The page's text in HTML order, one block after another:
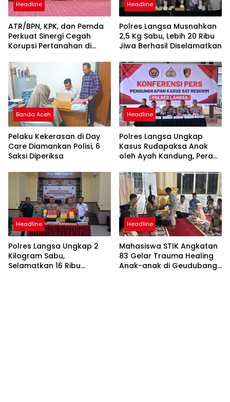
Headline
ATR/BPN, KPK, dan Pemda
Perkuat Sinergi Cegah
Korupsi Pertanahan di
Headline
Polres Langsa Musnahkan
2,5 Kg Sabu, Lebih 20 Ribu
Jiwa Berhasil Diselamatkan
Banda Aceh
Pelaku Kekerasan di Day
Care Diamankan Polisi, 6
Saksi Diperiksa
Headline
Polres Langsa Ungkap
Kasus Rudapaksa Anak
oleh Ayah Kandung, Peran
Pelaku Ditangkap
Headline
Polres Langsa Ungkap 2
Kilogram Sabu,
Selamatkan 16 Ribu
Headline
Mahasiswa STIK Angkatan
83 Gelar Trauma Healing
Anak-anak di Geudubang